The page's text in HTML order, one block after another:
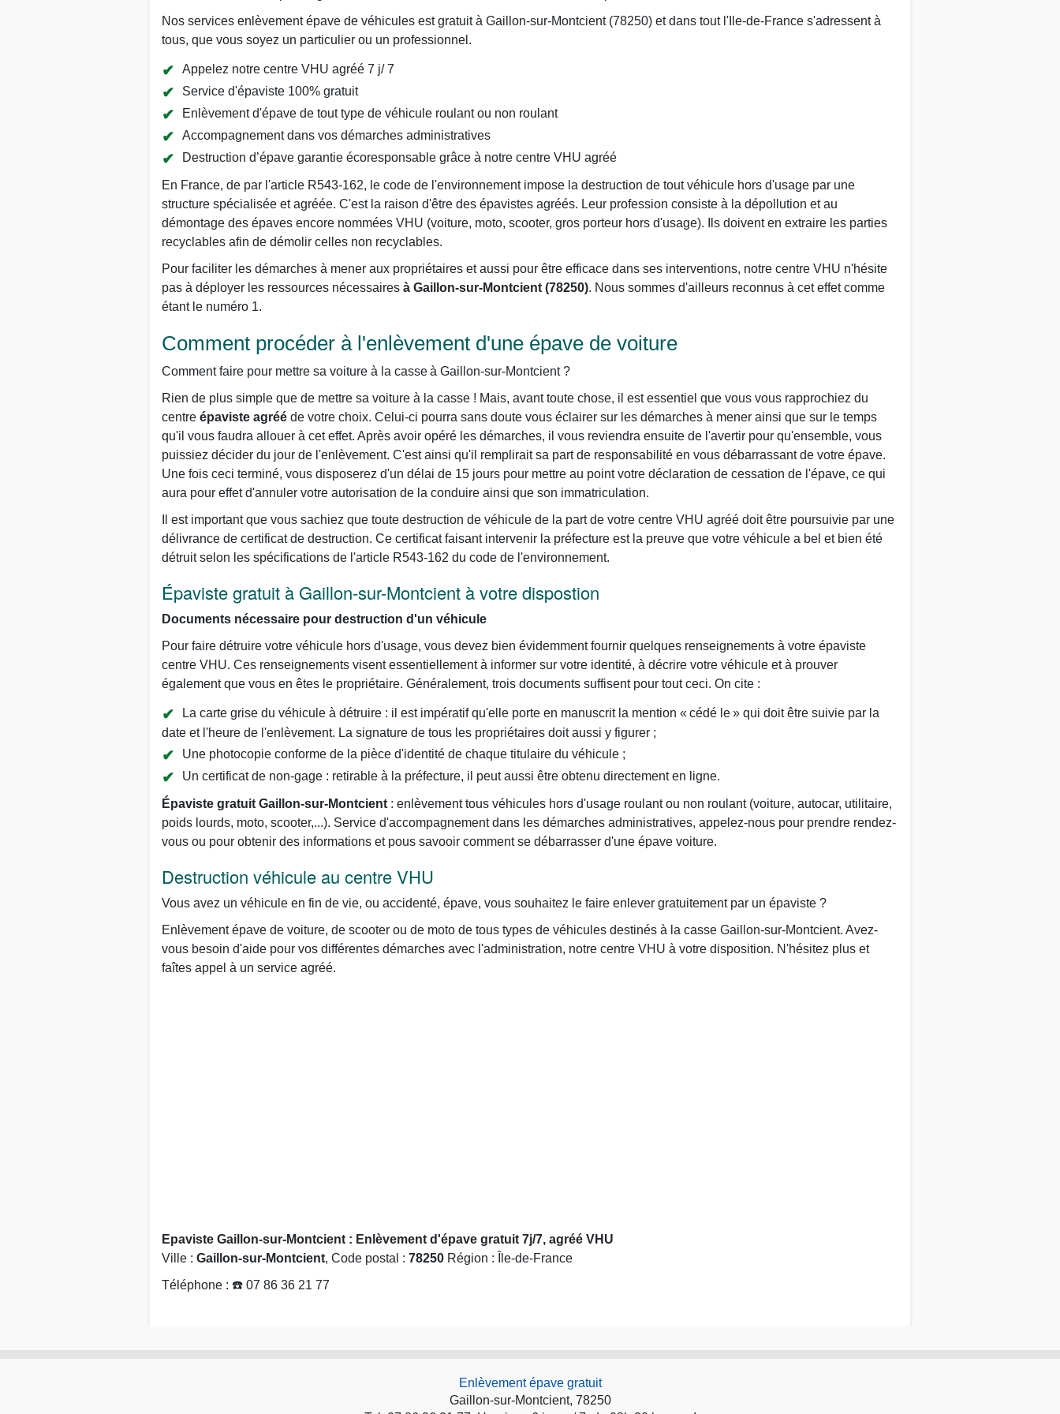
Nos services enlèvement épave de véhicules est gratuit à Gaillon-sur-Montcient (78250) et dans tout l'Ile-de-France s'adressent à
tous, que vous soyez un particulier ou un professionnel.
Appelez notre centre VHU agréé 7 j/ 7
Service d'épaviste 100% gratuit
Enlèvement d'épave de tout type de véhicule roulant ou non roulant
Accompagnement dans vos démarches administratives
Destruction d’épave garantie écoresponsable grâce à notre centre VHU agréé
En France, de par l'article R543-162, le code de l'environnement impose la destruction de tout véhicule hors d'usage par une
structure spécialisée et agréée. C'est la raison d'être des épavistes agréés. Leur profession consiste à la dépollution et au
démontage des épaves encore nommées VHU (voiture, moto, scooter, gros porteur hors d'usage). Ils doivent en extraire les parties
recyclables afin de démolir celles non recyclables.
Pour faciliter les démarches à mener aux propriétaires et aussi pour être efficace dans ses interventions, notre centre VHU n'hésite
pas à déployer les ressources nécessaires à Gaillon-sur-Montcient (78250). Nous sommes d'ailleurs reconnus à cet effet comme
étant le numéro 1.
Comment procéder à l'enlèvement d'une épave de voiture
Comment faire pour mettre sa voiture à la casse à Gaillon-sur-Montcient ?
Rien de plus simple que de mettre sa voiture à la casse ! Mais, avant toute chose, il est essentiel que vous vous rapprochiez du
centre épaviste agréé de votre choix. Celui-ci pourra sans doute vous éclairer sur les démarches à mener ainsi que sur le temps
qu'il vous faudra allouer à cet effet. Après avoir opéré les démarches, il vous reviendra ensuite de l'avertir pour qu'ensemble, vous
puissiez décider du jour de l'enlèvement. C'est ainsi qu'il remplirait sa part de responsabilité en vous débarrassant de votre épave.
Une fois ceci terminé, vous disposerez d'un délai de 15 jours pour mettre au point votre déclaration de cessation de l'épave, ce qui
aura pour effet d'annuler votre autorisation de la conduire ainsi que son immatriculation.
Il est important que vous sachiez que toute destruction de véhicule de la part de votre centre VHU agréé doit être poursuivie par une
délivrance de certificat de destruction. Ce certificat faisant intervenir la préfecture est la preuve que votre véhicule a bel et bien été
détruit selon les spécifications de l'article R543-162 du code de l'environnement.
Épaviste gratuit à Gaillon-sur-Montcient à votre dispostion
Documents nécessaire pour destruction d'un véhicule
Pour faire détruire votre véhicule hors d'usage, vous devez bien évidemment fournir quelques renseignements à votre épaviste
centre VHU. Ces renseignements visent essentiellement à informer sur votre identité, à décrire votre véhicule et à prouver
également que vous en êtes le propriétaire. Généralement, trois documents suffisent pour tout ceci. On cite :
La carte grise du véhicule à détruire : il est impératif qu'elle porte en manuscrit la mention « cédé le » qui doit être suivie par la
date et l'heure de l'enlèvement. La signature de tous les propriétaires doit aussi y figurer ;
Une photocopie conforme de la pièce d'identité de chaque titulaire du véhicule ;
Un certificat de non-gage : retirable à la préfecture, il peut aussi être obtenu directement en ligne.
Épaviste gratuit Gaillon-sur-Montcient : enlèvement tous véhicules hors d'usage roulant ou non roulant (voiture, autocar, utilitaire,
poids lourds, moto, scooter,...). Service d'accompagnement dans les démarches administratives, appelez-nous pour prendre rendez-
vous ou pour obtenir des informations et pous savooir comment se débarrasser d'une épave voiture.
Destruction véhicule au centre VHU
Vous avez un véhicule en fin de vie, ou accidenté, épave, vous souhaitez le faire enlever gratuitement par un épaviste ?
Enlèvement épave de voiture, de scooter ou de moto de tous types de véhicules destinés à la casse Gaillon-sur-Montcient. Avez-
vous besoin d'aide pour vos différentes démarches avec l'administration, notre centre VHU à votre disposition. N'hésitez plus et
faîtes appel à un service agréé.
Epaviste Gaillon-sur-Montcient : Enlèvement d'épave gratuit 7j/7, agréé VHU
Ville : Gaillon-sur-Montcient, Code postal : 78250 Région : Île-de-France
Téléphone : ☎️ 07 86 36 21 77
Enlèvement épave gratuit
Gaillon-sur-Montcient, 78250